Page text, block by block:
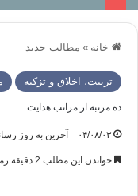
خانه » مطالب جدید
تربیت، اخلاق و تزکیه
ده مرتبه از مراتب هدایت
۰۴/۰۸/۰۳ آخرین به روز رسانی: ۰۴/
خواندن این مطلب 2 دقیقه زمان میبرد